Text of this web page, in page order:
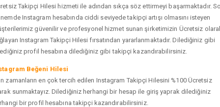
Takipçi Hilesi hizmeti ile adından sıkça söz ettirmeyi başarmaktadır.
Instagram hesabında ciddi seviyede takipçi artışı olmasını isteyen
güvenilir ve profesyonel hizmet sunan şirketimizin Ücretsiz
Instagram Takipçi Hilesi fırsatından yararlanmaktadır. Dilediğiniz gibi
profil hesabına dilediğiniz gibi takipçi kazandırabilirsiniz.
Beğeni Hilesi
zamanların en çok tercih edilen Instagram Takipçi Hilesini %100 Ücretsiz
sunmaktayız. Dilediğiniz herhangi bir hesap ile giriş yaprak dilediğiniz
bir profil hesabına takipçi kazandırabilirsiniz.